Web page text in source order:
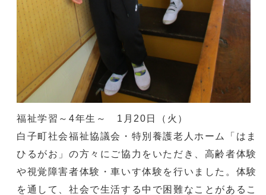
福祉学習～4年生～ 1月20日（火）
白子町社会福祉協議会・特別養護老人ホーム「はま
ひるがお」の方々にご協力をいただき、高齢者体験
や視覚障害者体験・車いす体験を行いました。体験
を通して、社会で生活する中で困難なことがあるこ